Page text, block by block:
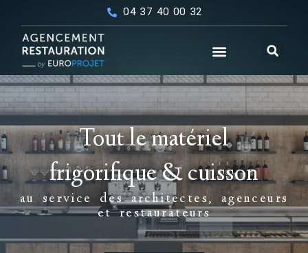
04 37 40 00 32
Tout le matériel
frigorifique & cuisson
au service des architectes, agenceurs
et restaurateurs